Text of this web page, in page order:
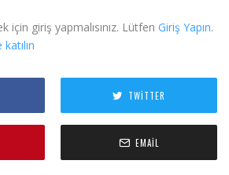
için giriş yapmalısınız. Lütfen Giriş Yapın.
TWITTER
EMAIL